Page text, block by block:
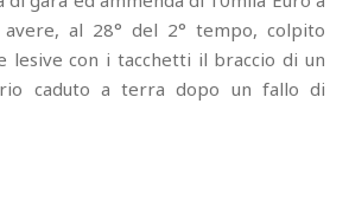
avere, al 28° del 2° tempo, colpito
lesive con i tacchetti il braccio di un
caduto a terra dopo un fallo di